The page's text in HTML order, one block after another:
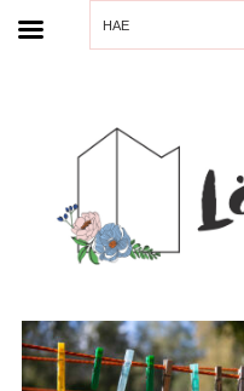
SEARCH